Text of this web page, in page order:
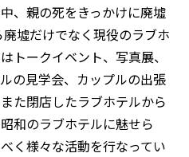
、親の死をきっかけに廃墟
墟だけでなく現役のラブホ
トークイベント、写真展、
の見学会、カップルの出張
た閉店したラブホテルから
和のラブホテルに魅せら
く様々な活動を行なってい